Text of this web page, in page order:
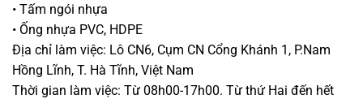
• Tấm ngói nhựa
• Ống nhựa PVC, HDPE
Địa chỉ làm việc: Lô CN6, Cụm CN Cổng Khánh 1, P.Nam
Hồng Lĩnh, T. Hà Tĩnh, Việt Nam
Thời gian làm việc: Từ 08h00-17h00. Từ thứ Hai đến hết